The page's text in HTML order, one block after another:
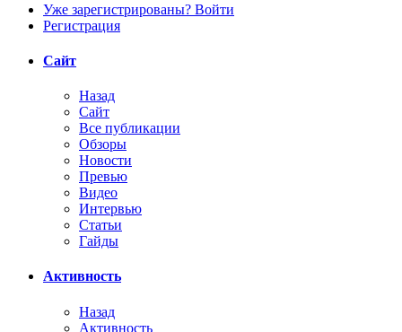
Уже зарегистрированы? Войти
Регистрация
Сайт
Назад
Сайт
Все публикации
Обзоры
Новости
Превью
Видео
Интервью
Статьи
Гайды
Активность
Назад
Активность